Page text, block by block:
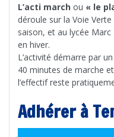
L’acti march ou « le
déroule sur la Voie
saison, et au lycée Marc
en hiver.
L’activité démarre par
40 minutes de marche
l’effectif reste
Adhérer à